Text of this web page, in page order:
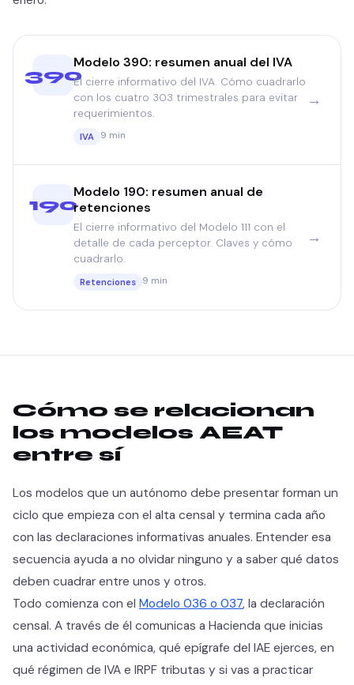
390
Modelo 390: resumen anual del IVA
El cierre informativo del IVA. Cómo cuadrarlo
con los cuatro 303 trimestrales para evitar
requerimientos.
IVA 9 min
→
190
Modelo 190: resumen anual de
retenciones
El cierre informativo del Modelo 111 con el
detalle de cada perceptor. Claves y cómo
cuadrarlo.
Retenciones 9 min
→
Cómo se relacionan
los modelos AEAT
entre sí
Los modelos que un autónomo debe presentar forman un
ciclo que empieza con el alta censal y termina cada año
con las declaraciones informativas anuales. Entender esa
secuencia ayuda a no olvidar ninguno y a saber qué datos
deben cuadrar entre unos y otros.
Todo comienza con el Modelo 036 o 037, la declaración
censal. A través de él comunicas a Hacienda que inicias
una actividad económica, qué epígrafe del IAE ejerces, en
qué régimen de IVA e IRPF tributas y si vas a practicar